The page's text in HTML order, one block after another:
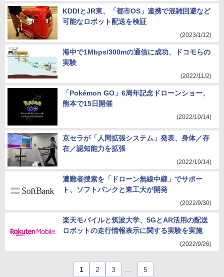
KDDIとJR東、「都市OS」連携で混雑回避など
可能なロボット配送を検証
(2023/1/12)
海中で1Mbps/300mの通信に成功、ドコモらの
実験
(2022/11/2)
「Pokémon GO」6周年記念ドローンショー、
熊本で15日開催
(2022/10/14)
京セラが「人間拡張システム」発表、身体／存
在／認知能力を拡張
(2022/10/14)
遭難者捜索を「ドローン無線中継」でサポー
ト、ソフトバンクと東工大が開発
(2022/9/30)
楽天モバイルと筑波大学、5GとAR活用の配送
ロボットの走行情報表示に関する実験を実施
(2022/9/26)
1 2 3 5